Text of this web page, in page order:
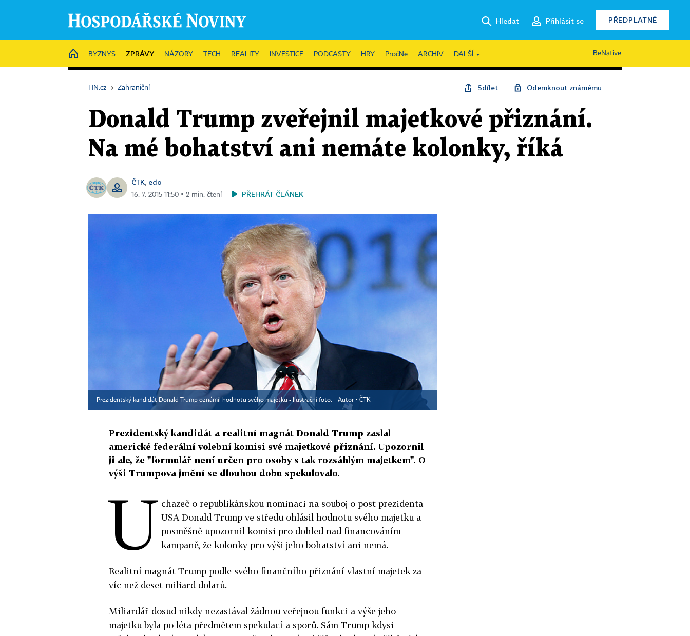
Hledat Přihlásit se PŘEDPLATNÉ
HOME
BYZNYS ZPRÁVY NÁZORY TECH REALITY INVESTICE PODCASTY HRY PročNe ARCHIV DALŠÍ BeNative
HN.cz › Zahraniční Sdílet Odemknout známému
Donald Trump zveřejnil majetkové přiznání.
Na mé bohatství ani nemáte kolonky, říká
ČTK, edo
16. 7. 2015 11:50 ▪ 2 min. čtení PŘEHRÁT ČLÁNEK
Prezidentský kandidát Donald Trump oznámil hodnotu svého majetku - Ilustrační foto. Autor ▪ ČTK
Prezidentský kandidát a realitní magnát Donald Trump zaslal
americké federální volební komisi své majetkové přiznání. Upozornil
ji ale, že "formulář není určen pro osoby s tak rozsáhlým majetkem". O
výši Trumpova jmění se dlouhou dobu spekulovalo.
U chazeč o republikánskou nominaci na souboj o post prezidenta
USA Donald Trump ve středu ohlásil hodnotu svého majetku a
posměšně upozornil komisi pro dohled nad financováním
kampaně, že kolonky pro výši jeho bohatství ani nemá.
Realitní magnát Trump podle svého finančního přiznání vlastní majetek za
víc než deset miliard dolarů.
Miliardář dosud nikdy nezastával žádnou veřejnou funkci a výše jeho
majetku byla po léta předmětem spekulací a sporů. Sám Trump kdysi